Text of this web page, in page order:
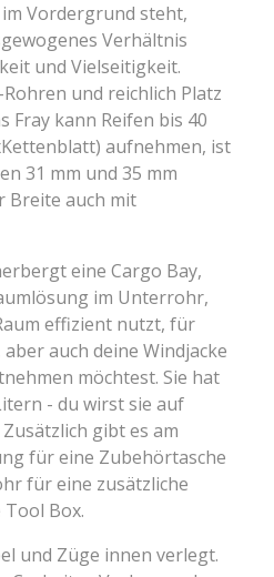
Vordergrund steht,
Verhältnis
und Vielseitigkeit.
und reichlich Platz
Fray kann Reifen bis 40
aufnehmen, ist
31 mm und 35 mm
Breite auch mit
eine Cargo Bay,
im Unterrohr,
effizient nutzt, für
auch deine Windjacke
möchtest. Sie hat
- du wirst sie auf
gibt es am
für eine Zubehörtasche
für eine zusätzliche
Box.
und Züge innen verlegt.